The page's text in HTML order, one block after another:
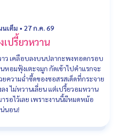
นเต็ม • 27 ก.ค. 69
ปรี้ยวหวาน
ว เคลือบลงบนปลากะพงทอดกรอบ
อมฟุ้งเตะจมูก กัดเข้าไปคำแรกจะ
ความฉ่ำซี้ดของซอสรสเด็ดที่กระจาย
ไม่หวานเลี่ยน แต่เปรี้ยวอมหวาน
รอไว้เลย เพราะงานนี้มีหมดหม้อ
นอน!